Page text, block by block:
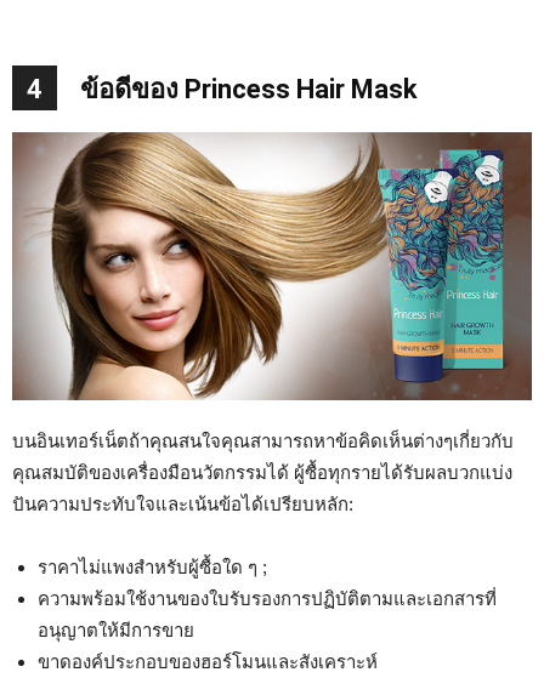
4 ข้อดีของ Princess Hair Mask
บนอินเทอร์เน็ตถ้าคุณสนใจคุณสามารถหาข้อคิดเห็นต่างๆเกี่ยวกับ
คุณสมบัติของเครื่องมือนวัตกรรมได้ ผู้ซื้อทุกรายได้รับผลบวกแบ่ง
ปันความประทับใจและเน้นข้อได้เปรียบหลัก:
ราคาไม่แพงสำหรับผู้ซื้อใด ๆ ;
ความพร้อมใช้งานของใบรับรองการปฏิบัติตามและเอกสารที่
อนุญาตให้มีการขาย
ขาดองค์ประกอบของฮอร์โมนและสังเคราะห์